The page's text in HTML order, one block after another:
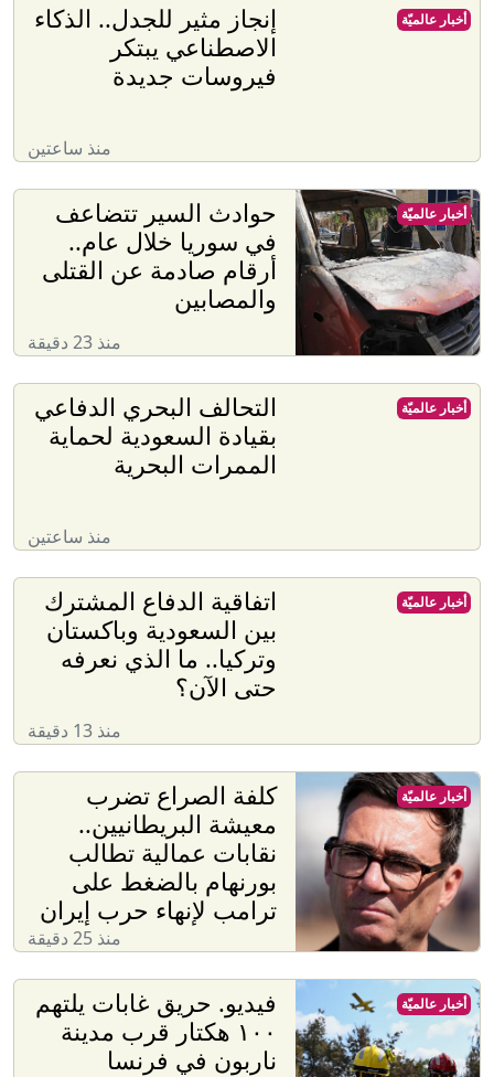
إنجاز مثير للجدل.. الذكاء
الاصطناعي يبتكر
فيروسات جديدة
منذ ساعتين
أخبار عالميّة
حوادث السير تتضاعف
في سوريا خلال عام..
أرقام صادمة عن القتلى
والمصابين
منذ 23 دقيقة
أخبار عالميّة
التحالف البحري الدفاعي
بقيادة السعودية لحماية
الممرات البحرية
منذ ساعتين
أخبار عالميّة
اتفاقية الدفاع المشترك
بين السعودية وباكستان
وتركيا.. ما الذي نعرفه
حتى الآن؟
منذ 13 دقيقة
أخبار عالميّة
كلفة الصراع تضرب
معيشة البريطانيين..
نقابات عمالية تطالب
بورنهام بالضغط على
ترامب لإنهاء حرب إيران
منذ 25 دقيقة
أخبار عالميّة
فيديو. حريق غابات يلتهم
١٠٠ هكتار قرب مدينة
ناربون في فرنسا
أخبار عالميّة